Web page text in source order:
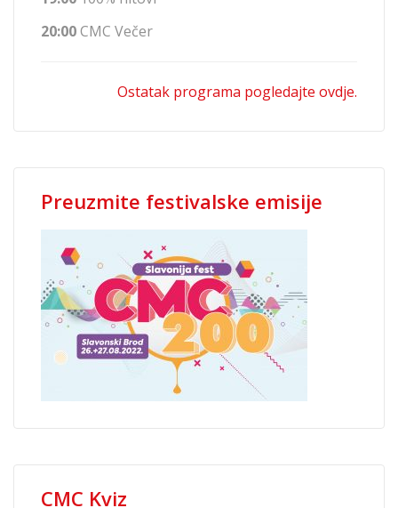
20:00CMC Večer
Ostatak programa pogledajte ovdje.
Preuzmite festivalske emisije
CMC Kviz